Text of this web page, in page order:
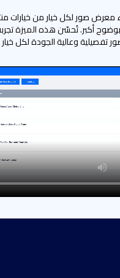
معرض صور لكل خيار من خيارات
بوضوح أكبر. تُحسّن هذه الميزة
تفصيلية وعالية الجودة لكل